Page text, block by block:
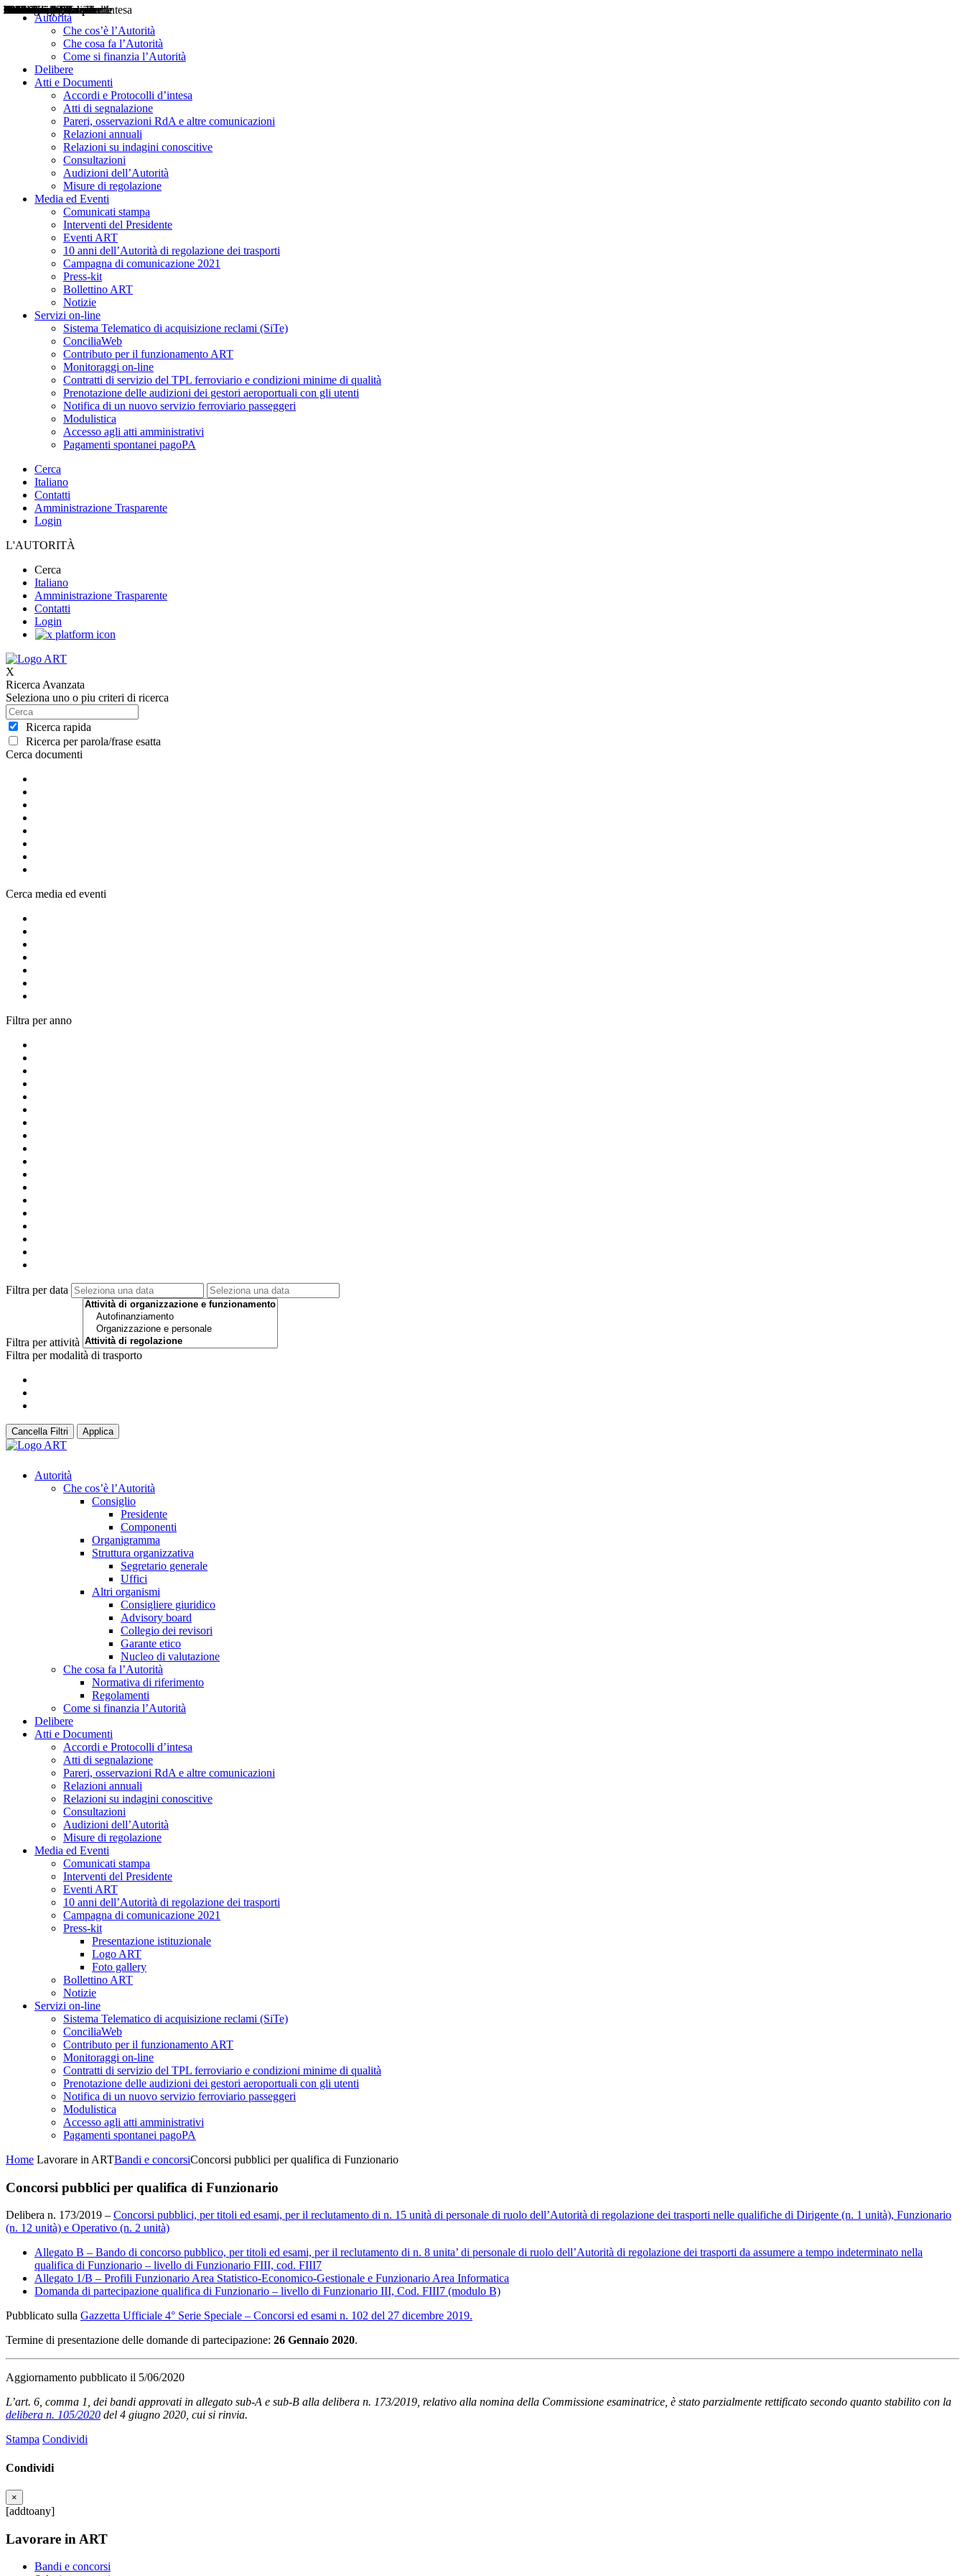
Autorità
Che cos’è l’Autorità
Che cosa fa l’Autorità
Come si finanzia l’Autorità
Delibere
Atti e Documenti
Accordi e Protocolli d’intesa
Atti di segnalazione
Pareri, osservazioni RdA e altre comunicazioni
Relazioni annuali
Relazioni su indagini conoscitive
Consultazioni
Audizioni dell’Autorità
Misure di regolazione
Media ed Eventi
Comunicati stampa
Interventi del Presidente
Eventi ART
10 anni dell’Autorità di regolazione dei trasporti
Campagna di comunicazione 2021
Press-kit
Bollettino ART
Notizie
Servizi on-line
Sistema Telematico di acquisizione reclami (SiTe)
ConciliaWeb
Contributo per il funzionamento ART
Monitoraggi on-line
Contratti di servizio del TPL ferroviario e condizioni minime di qualità
Prenotazione delle audizioni dei gestori aeroportuali con gli utenti
Notifica di un nuovo servizio ferroviario passeggeri
Modulistica
Accesso agli atti amministrativi
Pagamenti spontanei pagoPA
Cerca
Italiano
Contatti
Amministrazione Trasparente
Login
L'AUTORITÀ
Cerca
Italiano
Amministrazione Trasparente
Contatti
Login
X
Ricerca Avanzata
Seleziona uno o piu criteri di ricerca
Ricerca rapida
Ricerca per parola/frase esatta
Cerca documenti
Delibere
Pareri
Consultazioni
Audizioni
Atti di Segnalazione
Accordi e Protocolli d'Intesa
Relazioni annuali
Misure di regolazione
Cerca media ed eventi
Notizie
Comunicati Stampa
Bollettini ART
Convegni ART
Interviste del Presidente
Articoli in primo piano
Interventi del Presidente
Filtra per anno
2004
2005
2010
2013
2014
2015
2016
2017
2018
2019
202
2020
2021
2022
2023
2024
2025
2026
Filtra per data
Filtra per attività
Filtra per modalità di trasporto
Aereo
Marittimo
Terrestre
Cancella Filtri Applica
Autorità
Che cos’è l’Autorità
Consiglio
Presidente
Componenti
Organigramma
Struttura organizzativa
Segretario generale
Uffici
Altri organismi
Consigliere giuridico
Advisory board
Collegio dei revisori
Garante etico
Nucleo di valutazione
Che cosa fa l’Autorità
Normativa di riferimento
Regolamenti
Come si finanzia l’Autorità
Delibere
Atti e Documenti
Accordi e Protocolli d’intesa
Atti di segnalazione
Pareri, osservazioni RdA e altre comunicazioni
Relazioni annuali
Relazioni su indagini conoscitive
Consultazioni
Audizioni dell’Autorità
Misure di regolazione
Media ed Eventi
Comunicati stampa
Interventi del Presidente
Eventi ART
10 anni dell’Autorità di regolazione dei trasporti
Campagna di comunicazione 2021
Press-kit
Presentazione istituzionale
Logo ART
Foto gallery
Bollettino ART
Notizie
Servizi on-line
Sistema Telematico di acquisizione reclami (SiTe)
ConciliaWeb
Contributo per il funzionamento ART
Monitoraggi on-line
Contratti di servizio del TPL ferroviario e condizioni minime di qualità
Prenotazione delle audizioni dei gestori aeroportuali con gli utenti
Notifica di un nuovo servizio ferroviario passeggeri
Modulistica
Accesso agli atti amministrativi
Pagamenti spontanei pagoPA
Home Lavorare in ARTBandi e concorsiConcorsi pubblici per qualifica di Funzionario
Concorsi pubblici per qualifica di Funzionario
Delibera n. 173/2019 – Concorsi pubblici, per titoli ed esami, per il reclutamento di n. 15 unità di personale di ruolo dell’Autorità di regolazione dei trasporti nelle qualifiche di Dirigente (n. 1 unità), Funzionario
(n. 12 unità) e Operativo (n. 2 unità)
Allegato B – Bando di concorso pubblico, per titoli ed esami, per il reclutamento di n. 8 unita’ di personale di ruolo dell’Autorità di regolazione dei trasporti da assumere a tempo indeterminato nella
qualifica di Funzionario – livello di Funzionario FIII, cod. FIII7
Allegato 1/B – Profili Funzionario Area Statistico-Economico-Gestionale e Funzionario Area Informatica
Domanda di partecipazione qualifica di Funzionario – livello di Funzionario III, Cod. FIII7 (modulo B)
Pubblicato sulla Gazzetta Ufficiale 4° Serie Speciale – Concorsi ed esami n. 102 del 27 dicembre 2019.
Termine di presentazione delle domande di partecipazione: 26 Gennaio 2020.
Aggiornamento pubblicato il 5/06/2020
L’art. 6, comma 1, dei bandi approvati in allegato sub-A e sub-B alla delibera n. 173/2019, relativo alla nomina della Commissione esaminatrice, è stato parzialmente rettificato secondo quanto stabilito con la
delibera n. 105/2020 del 4 giugno 2020, cui si rinvia.
Stampa Condividi
Condividi
×
[addtoany]
Lavorare in ART
Bandi e concorsi